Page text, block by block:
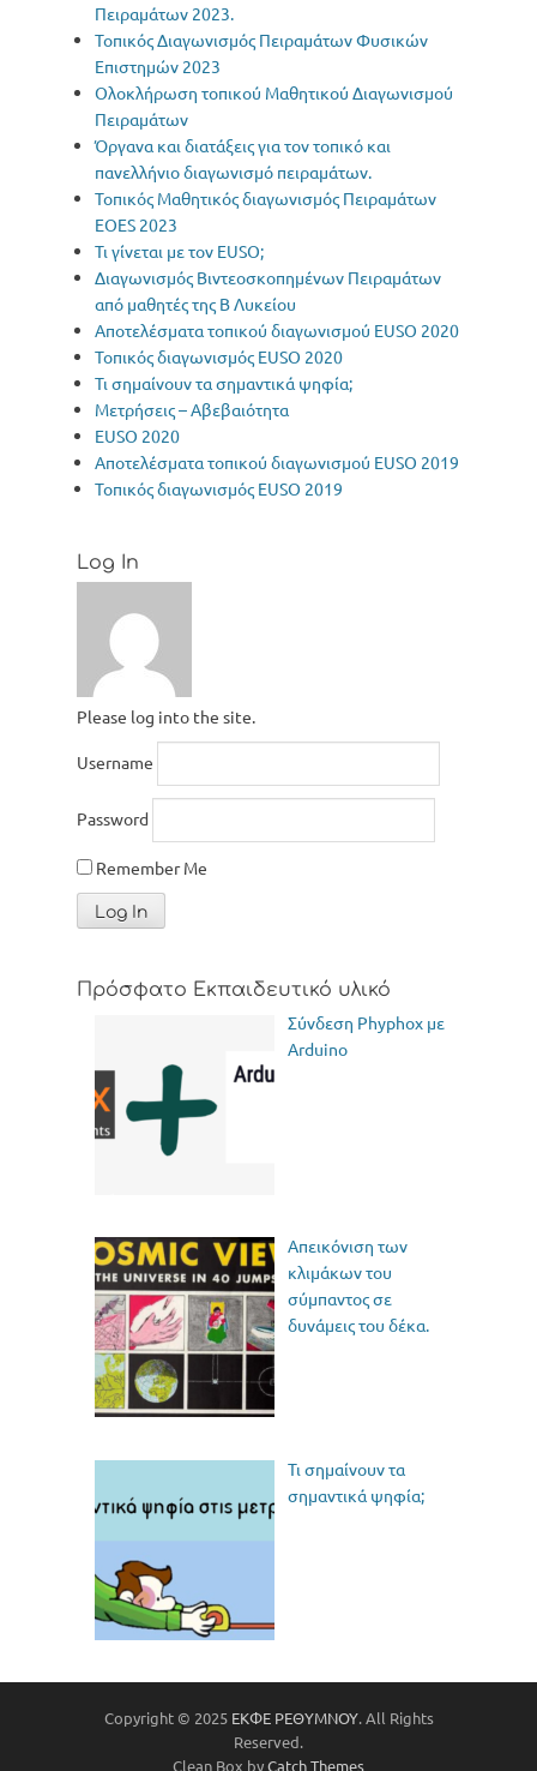
Πειραμάτων 2023.
Τοπικός Διαγωνισμός Πειραμάτων Φυσικών
Επιστημών 2023
Oλοκλήρωση τοπικού Μαθητικού Διαγωνισμού
Πειραμάτων
Όργανα και διατάξεις για τον τοπικό και
πανελλήνιο διαγωνισμό πειραμάτων.
Τοπικός Μαθητικός διαγωνισμός Πειραμάτων
EOES 2023
Τι γίνεται με τον EUSO;
Διαγωνισμός Βιντεοσκοπημένων Πειραμάτων
από μαθητές της Β Λυκείου
Αποτελέσματα τοπικού διαγωνισμού EUSO 2020
Τοπικός διαγωνισμός EUSO 2020
Τι σημαίνουν τα σημαντικά ψηφία;
Μετρήσεις – Αβεβαιότητα
EUSO 2020
Αποτελέσματα τοπικού διαγωνισμού EUSO 2019
Τοπικός διαγωνισμός ΕUSO 2019
Log In
Please log into the site.
Username
Password
Remember Me
Πρόσφατο Εκπαιδευτικό υλικό
Σύνδεση Phyphox με
Arduino
Απεικόνιση των
κλιμάκων του
σύμπαντος σε
δυνάμεις του δέκα.
Τι σημαίνουν τα
σημαντικά ψηφία;
Copyright © 2025 ΕΚΦΕ ΡΕΘΥΜΝΟΥ. All Rights
Reserved.
Clean Box byCatch Themes